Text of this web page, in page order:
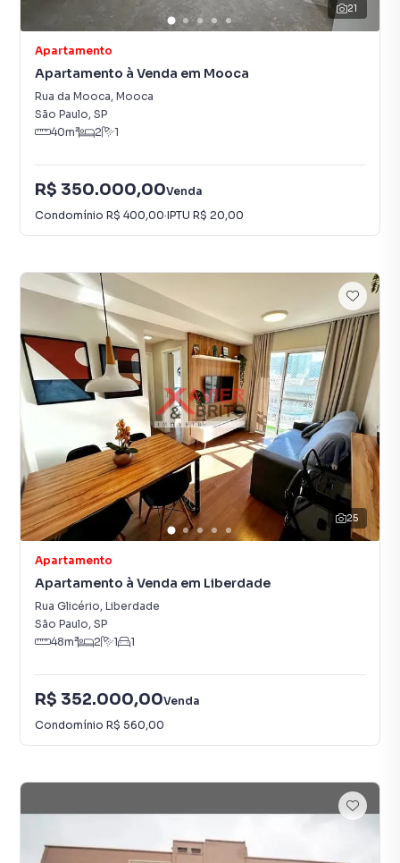
21
Apartamento
Apartamento à Venda em Mooca
Rua da Mooca, Mooca
São Paulo, SP
40m² 2 1
R$ 350.000,00Venda
Condomínio R$ 400,00·IPTU R$ 20,00
25
Apartamento
Apartamento à Venda em Liberdade
Rua Glicério, Liberdade
São Paulo, SP
48m² 2 1 1
R$ 352.000,00Venda
Condomínio R$ 560,00